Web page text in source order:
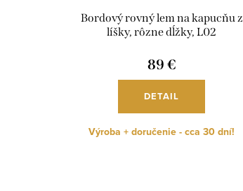
Bordový rovný lem na kapucňu z
líšky, rôzne dĺžky, L02
89 €
DETAIL
Výroba + doručenie - cca 30 dní!